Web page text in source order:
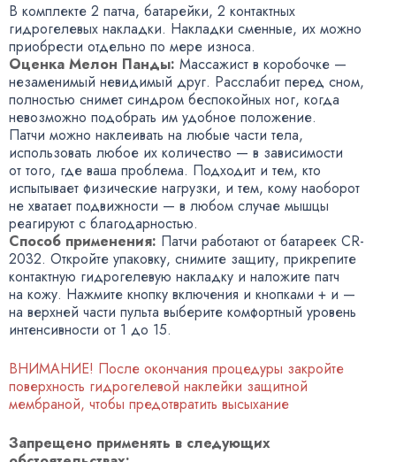
В комплекте 2 патча, батарейки, 2 контактных
гидрогелевых накладки. Накладки сменные, их можно
приобрести отдельно по мере износа.
Оценка Мелон Панды: Массажист в коробочке —
незаменимый невидимый друг. Расслабит перед сном,
полностью снимет синдром беспокойных ног, когда
невозможно подобрать им удобное положение.
Патчи можно наклеивать на любые части тела,
использовать любое их количество — в зависимости
от того, где ваша проблема. Подходит и тем, кто
испытывает физические нагрузки, и тем, кому наоборот
не хватает подвижности — в любом случае мышцы
реагируют с благодарностью.
Способ применения: Патчи работают от батареек CR-
2032. Откройте упаковку, снимите защиту, прикрепите
контактную гидрогелевую накладку и наложите патч
на кожу. Нажмите кнопку включения и кнопками + и —
на верхней части пульта выберите комфортный уровень
интенсивности от 1 до 15.
ВНИМАНИЕ! После окончания процедуры закройте
поверхность гидрогелевой наклейки защитной
мембраной, чтобы предотвратить высыхание
Запрещено применять в следующих